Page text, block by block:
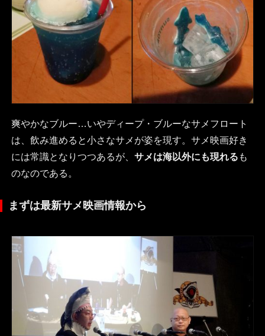
爽やかなブルー…いやディープ・ブルーなサメフロート
は、飲み進めると小さなサメが姿を現す。サメ映画好き
には常識となりつつあるが、 サメは海以外にも現れる も
のなのである。
まずは最新サメ映画情報から